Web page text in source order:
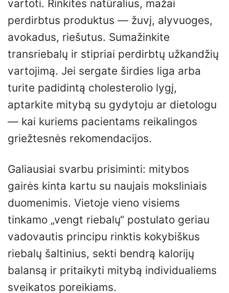
vartoti. Rinkitės natūralius, mažai
perdirbtus produktus — žuvį, alyvuoges,
avokadus, riešutus. Sumažinkite
transriebalų ir stipriai perdirbtų užkandžių
vartojimą. Jei sergate širdies liga arba
turite padidintą cholesterolio lygį,
aptarkite mitybą su gydytoju ar dietologu
— kai kuriems pacientams reikalingos
griežtesnės rekomendacijos.
Galiausiai svarbu prisiminti: mitybos
gairės kinta kartu su naujais moksliniais
duomenimis. Vietoje vieno visiems
tinkamo „vengt riebalų“ postulato geriau
vadovautis principu rinktis kokybiškus
riebalų šaltinius, sekti bendrą kalorijų
balansą ir pritaikyti mitybą individualiems
sveikatos poreikiams.